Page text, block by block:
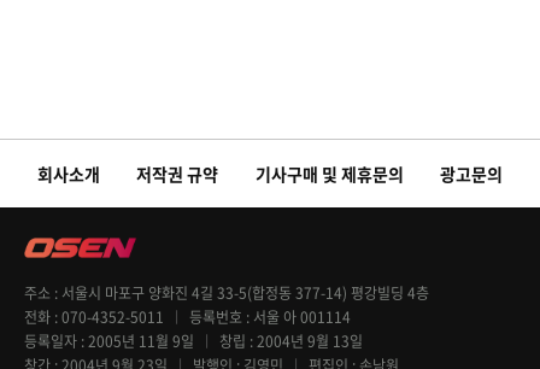
회사소개 저작권 규약 기사구매 및 제휴문의 광고문의
주소
서울시 마포구 양화진 4길 33-5(합정동 377-14) 평강빌딩 4층
전화 070-4352-5011 등록번호
서울 아 001114
등록일자 2005년 11월 9일 창립 2004년 9월 13일